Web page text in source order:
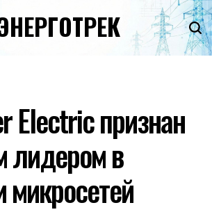
Electric признан
лидером в
микросетей